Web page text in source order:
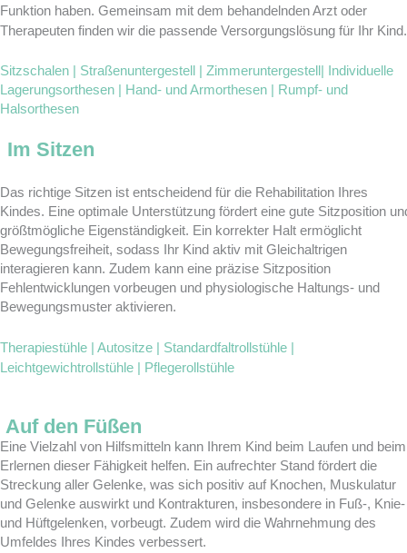
Funktion haben. Gemeinsam mit dem behandelnden Arzt oder
Therapeuten finden wir die passende Versorgungslösung für Ihr Kind.
Sitzschalen | Straßenuntergestell | Zimmeruntergestell| Individuelle
Lagerungsorthesen | Hand- und Armorthesen | Rumpf- und
Halsorthesen
Im Sitzen
Das richtige Sitzen ist entscheidend für die Rehabilitation Ihres
Kindes. Eine optimale Unterstützung fördert eine gute Sitzposition
größtmögliche Eigenständigkeit. Ein korrekter Halt ermöglicht
Bewegungsfreiheit, sodass Ihr Kind aktiv mit Gleichaltrigen
interagieren kann. Zudem kann eine präzise Sitzposition
Fehlentwicklungen vorbeugen und physiologische Haltungs- und
Bewegungsmuster aktivieren.
Therapiestühle | Autositze | Standardfaltrollstühle |
Leichtgewichtrollstühle | Pflegerollstühle
Auf den Füßen
Eine Vielzahl von Hilfsmitteln kann Ihrem Kind beim Laufen und beim
Erlernen dieser Fähigkeit helfen. Ein aufrechter Stand fördert die
Streckung aller Gelenke, was sich positiv auf Knochen, Muskulatur
und Gelenke auswirkt und Kontrakturen, insbesondere in Fuß-, Knie-
und Hüftgelenken, vorbeugt. Zudem wird die Wahrnehmung des
Umfeldes Ihres Kindes verbessert.